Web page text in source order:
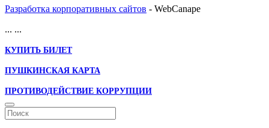
Разработка корпоративных сайтов - WebCanape
... ...
КУПИТЬ БИЛЕТ
ПУШКИНСКАЯ КАРТА
ПРОТИВОДЕЙСТВИЕ КОРРУПЦИИ